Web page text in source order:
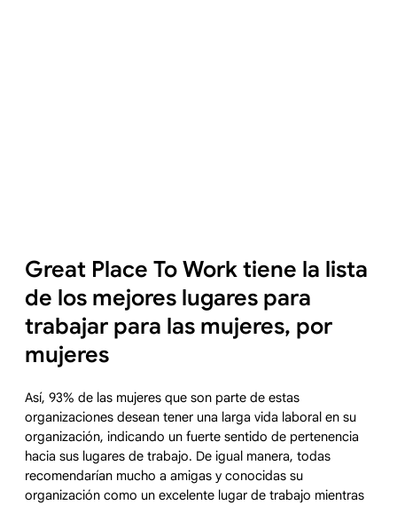
Great Place To Work tiene la lista
de los mejores lugares para
trabajar para las mujeres, por
mujeres
Así, 93% de las mujeres que son parte de estas
organizaciones desean tener una larga vida laboral en su
organización, indicando un fuerte sentido de pertenencia
hacia sus lugares de trabajo. De igual manera, todas
recomendarían mucho a amigas y conocidas su
organización como un excelente lugar de trabajo mientras